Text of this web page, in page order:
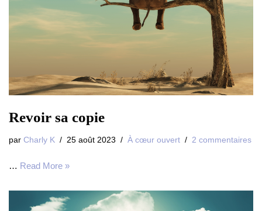
Revoir sa copie
par Charly K 25 août 2023 À cœur ouvert 2 commentaires
… Read More »